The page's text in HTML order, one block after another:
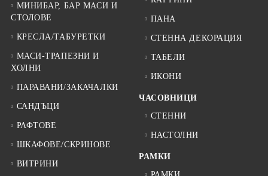
МИНИБАР, БАР МАСИ И
СТОЛОВЕ
КРЕСЛА/ТАБУРЕТКИ
МАСИ-ТРАПЕЗНИ И
ХОЛНИ
ПАРАВАНИ/ЗАКАЧАЛКИ
САНДЪЦИ
РАФТОВЕ
ШКАФОВЕ/СКРИНОВЕ
ВИТРИНИ
ПАНА
СТЕННА ДЕКОРАЦИЯ
ТАБЕЛИ
ИКОНИ
ЧАСОВНИЦИ
СТЕННИ
НАСТОЛНИ
РАМКИ